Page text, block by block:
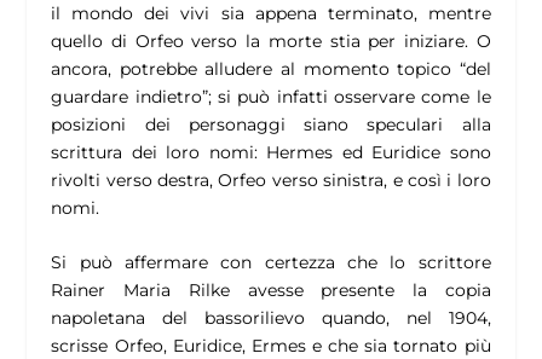
il mondo dei vivi sia appena terminato, mentre
quello di Orfeo verso la morte stia per iniziare. O
ancora, potrebbe alludere al momento topico “del
guardare indietro”; si può infatti osservare come le
posizioni dei personaggi siano speculari alla
scrittura dei loro nomi: Hermes ed Euridice sono
rivolti verso destra, Orfeo verso sinistra, e così i loro
nomi.
Si può affermare con certezza che lo scrittore
Rainer Maria Rilke avesse presente la copia
napoletana del bassorilievo quando, nel 1904,
scrisse Orfeo, Euridice, Ermese che sia tornato più